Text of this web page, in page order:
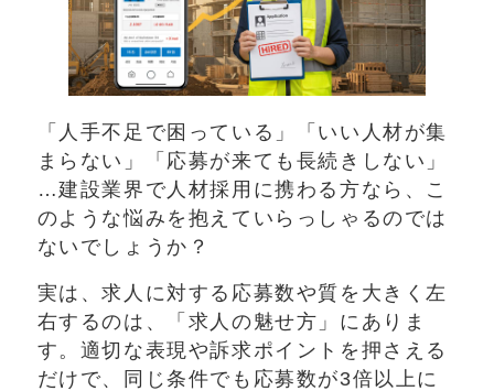
「人手不足で困っている」「いい人材が集
まらない」「応募が来ても長続きしない」
…建設業界で人材採用に携わる方なら、こ
のような悩みを抱えていらっしゃるのでは
ないでしょうか？
実は、求人に対する応募数や質を大きく左
右するのは、「求人の魅せ方」にありま
す。適切な表現や訴求ポイントを押さえる
だけで、同じ条件でも応募数が3倍以上に